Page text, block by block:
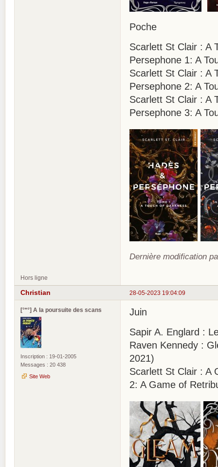
Poche
Scarlett St Clair : A
Persephone 1: A
Scarlett St Clair : A
Persephone 2: A
Scarlett St Clair : A
Persephone 3: A
Dernière modification
Hors ligne
28-05-2023 19:04:09
Christian
[°*°] A la poursuite des scans
Inscription : 19-01-2005
Messages : 20 438
Site Web
Juin
Sapir A. Englard :
Raven Kennedy :
2021)
Scarlett St Clair : A
2: A Game of